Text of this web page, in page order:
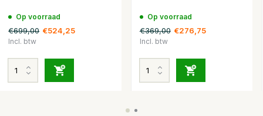
Op voorraad
€699,00 €524,25
Incl. btw
Op voorraad
€369,00 €276,75
Incl. btw